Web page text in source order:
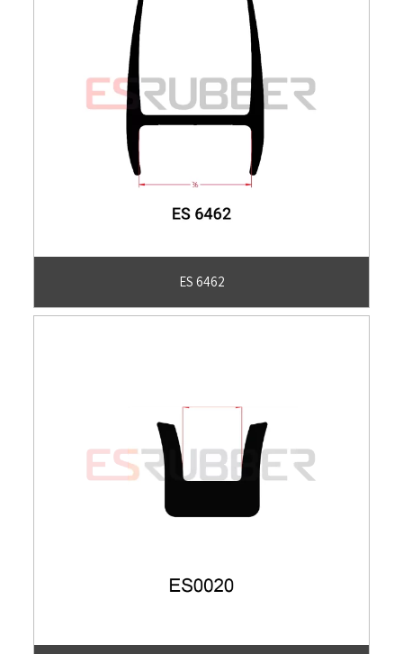
ES 6462